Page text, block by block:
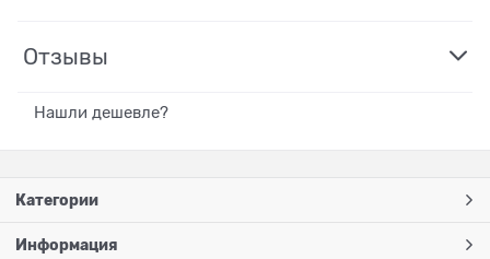
Отзывы
Нашли дешевле?
Категории
Информация